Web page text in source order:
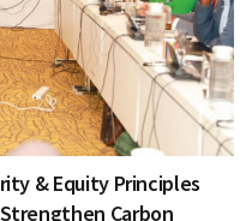
& Equity Principles
Carbon